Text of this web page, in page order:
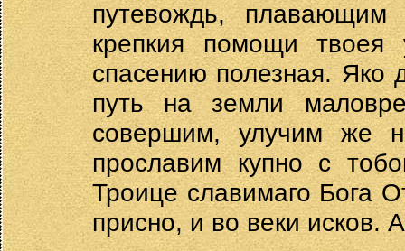
путевождь, плавающим
крепкия помощи
спасению полезная. Яко
путь на земли
совершим, улучим же
прославим купно с
Троице славимаго Бога
присно, и во веки исков.